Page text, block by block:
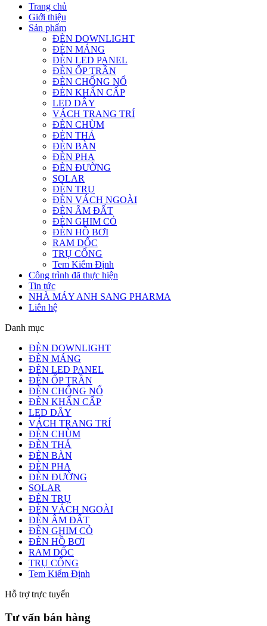
Trang chủ
Giới thiệu
Sản phẩm
ĐÈN DOWNLIGHT
ĐÈN MÁNG
ĐÈN LED PANEL
ĐÈN ỐP TRẦN
ĐÈN CHỐNG NỔ
ĐÈN KHẨN CẤP
LED DÂY
VÁCH TRANG TRÍ
ĐÈN CHÙM
ĐÈN THẢ
ĐÈN BÀN
ĐÈN PHA
ĐÈN ĐƯỜNG
SOLAR
ĐÈN TRỤ
ĐÈN VÁCH NGOÀI
ĐÈN ÂM ĐẤT
ĐÈN GHIM CỎ
ĐÈN HỒ BƠI
RAM DỐC
TRỤ CỔNG
Tem Kiểm Định
Công trình đã thực hiện
Tin tức
NHÀ MÁY ANH SANG PHARMA
Liên hệ
Danh mục
ĐÈN DOWNLIGHT
ĐÈN MÁNG
ĐÈN LED PANEL
ĐÈN ỐP TRẦN
ĐÈN CHỐNG NỔ
ĐÈN KHẨN CẤP
LED DÂY
VÁCH TRANG TRÍ
ĐÈN CHÙM
ĐÈN THẢ
ĐÈN BÀN
ĐÈN PHA
ĐÈN ĐƯỜNG
SOLAR
ĐÈN TRỤ
ĐÈN VÁCH NGOÀI
ĐÈN ÂM ĐẤT
ĐÈN GHIM CỎ
ĐÈN HỒ BƠI
RAM DỐC
TRỤ CỔNG
Tem Kiểm Định
Hỗ trợ trực tuyến
Tư vấn bán hàng